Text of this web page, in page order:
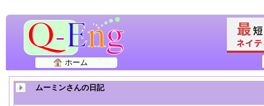
ホーム
ムーミンさんの日記